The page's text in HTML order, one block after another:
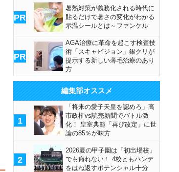
PR
暑熱対策が義務化される時代に
貼るだけで暑さの変化がわかる
示温シールとは～ファンケル
PR
AGA治療に革命を起こす検査技
術「スキャビジョン」銀クリが
提示する新しい薄毛治療のあり
方
編集部オススメ
1
「将来の愛子天皇を認めろ」高
市政権vs読売新聞でバトル激
化！ 皇室典範「再び改定」に世
論の85％が味方
2
2026夏の甲子園は「初出場校」
でも侮れない！ 4校ともハンデ
をはね返すポテンシャル十分